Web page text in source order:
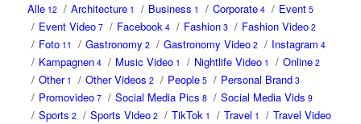
Alle12 / Architecture1 / Business 1 / Corporate4 / Event5
/ Event Video7 / Facebook4 / Fashion3 / Fashion Video2
/ Foto11 / Gastronomy 2 / Gastronomy Video2 / Instagram 4
/ Kampagnen4 / Music Video1 / Nightlife Video1 / Online2
/ Other1 / Other Videos 2 / People5 / Personal Brand 3
/ Promovideo7 / Social Media Pics 8 / Social Media Vids 9
/ Sports 2 / Sports Video2 / TikTok1 / Travel 1 / Travel Video